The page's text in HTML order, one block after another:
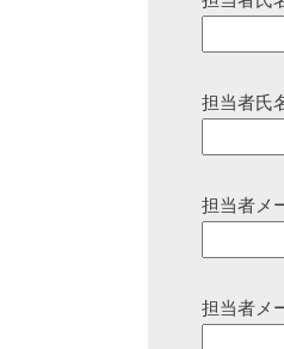
担当者氏
担当者メ
担当者メ